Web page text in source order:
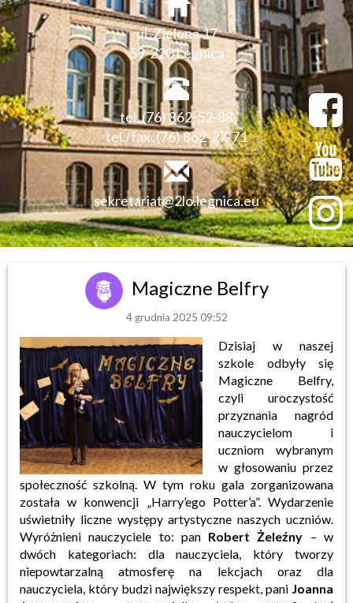
ul. Zielona 17
59-220 Legnica
tel. (76) 862-52-88
tel./fax. (76) 862-27-71
sekretariat@2lo.legnica.eu
Magiczne Belfry
4 grudnia 2025 09:52
Dzisiaj w naszej
szkole odbyły się
Magiczne Belfry,
czyli uroczystość
przyznania nagród
nauczycielom i
uczniom wybranym
w głosowaniu przez
społeczność szkolną. W tym roku gala zorganizowana
została w konwencji „Harry’ego Potter’a”. Wydarzenie
uświetniły liczne występy artystyczne naszych uczniów.
Wyróżnieni nauczyciele to: pan Robert Żeleźny – w
dwóch kategoriach: dla nauczyciela, który tworzy
niepowtarzalną atmosferę na lekcjach oraz dla
nauczyciela, który budzi największy respekt, pani Joanna